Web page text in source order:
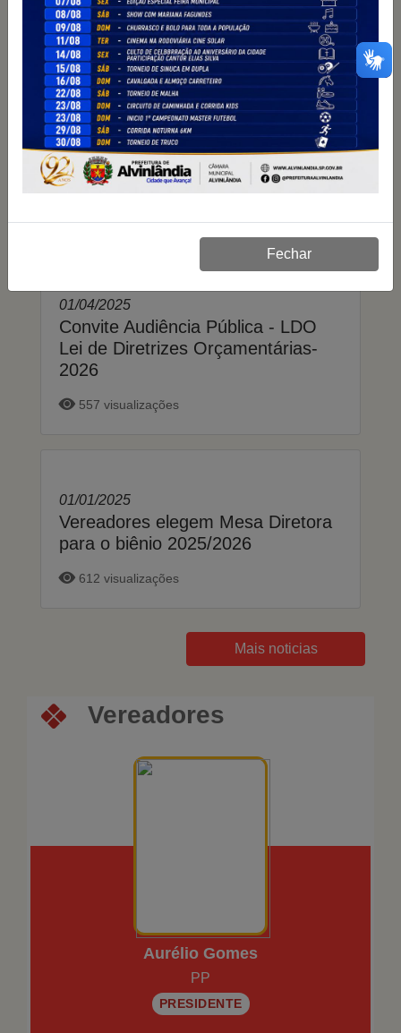
Fechar
601 visualizações
01/04/2025
Convite Audiência Pública - LDO
Lei de Diretrizes Orçamentárias-
2026
557 visualizações
01/01/2025
Vereadores elegem Mesa Diretora
para o biênio 2025/2026
612 visualizações
Mais noticias
Vereadores
Aurélio Gomes
PP
PRESIDENTE